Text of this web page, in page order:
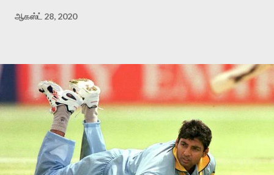
ஆகஸ்ட் 28, 2020